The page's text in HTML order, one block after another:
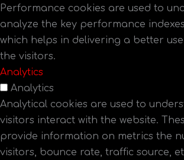
Performance cookies are used to
analyze the key performance
which helps in delivering a better
the visitors.
Analytics
Analytics
Analytical cookies are used to
visitors interact with the website.
provide information on metrics the
visitors, bounce rate, traffic source,